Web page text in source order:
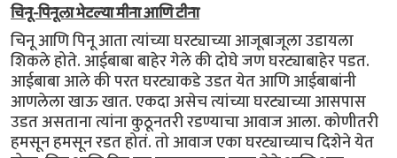
चिनू-पिनूला भेटल्या मीना आणि टीना
चिनू आणि पिनू आता त्यांच्या घरट्याच्या आजूबाजूला उडायला
शिकले होते. आईबाबा बाहेर गेले की दोघे जण घरट्याबाहेर पडत.
आईबाबा आले की परत घरट्याकडे उडत येत आणि आईबाबांनी
आणलेला खाऊ खात. एकदा असेच त्यांच्या घरट्याच्या आसपास
उडत असताना त्यांना कुठूनतरी रडण्याचा आवाज आला. कोणीतरी
हमसून हमसून रडत होतं. तो आवाज एका घरट्याच्याच दिशेने येत